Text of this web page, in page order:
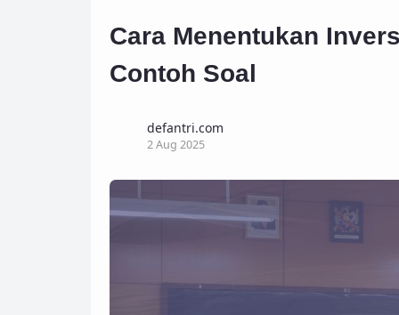
Cara Menentukan
Contoh Soal
defantri.com
2 Aug 2025